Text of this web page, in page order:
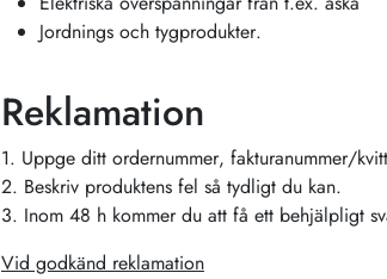
Jordnings och tygprodukter.
Reklamation
1. Uppge ditt ordernummer, fakturanummer/
2. Beskriv produktens fel så tydligt du kan.
3. Inom 48 h kommer du att få ett behjälpligt
Vid godkänd reklamation